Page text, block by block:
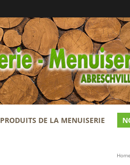
PRODUITS DE LA MENUISERIE
Home